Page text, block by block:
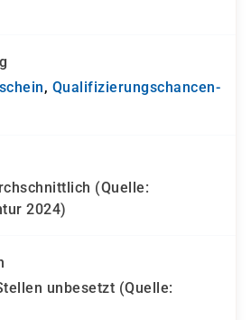
, Qualifizierungs­chancen­
(Quelle:
2024)
unbesetzt (Quelle: